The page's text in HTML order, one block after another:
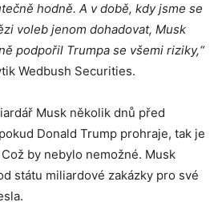
hodně. A v době, kdy jsme se
voleb jenom dohadovat, Musk
podpořil Trumpa se všemi riziky,“
Wedbush Securities.
Musk několik dnů před
Donald Trump prohraje, tak je
Což by nebylo nemožné. Musk
státu miliardové zakázky pro své